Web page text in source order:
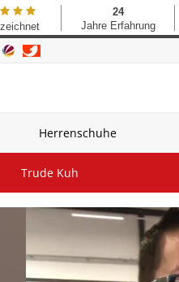
Herrenschuhe
Trude Kuh